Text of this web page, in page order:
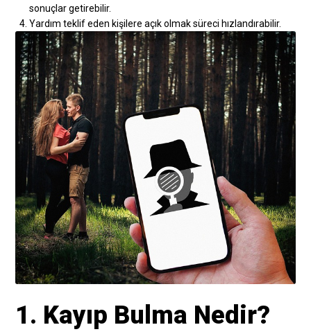
sonuçlar getirebilir.
Yardım teklif eden kişilere açık olmak süreci hızlandırabilir.
1. Kayıp Bulma Nedir?